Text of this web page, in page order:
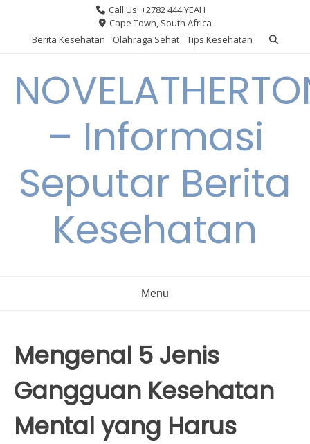
content
Call Us: +2782 444 YEAH
Cape Town, South Africa
Berita Kesehatan
Olahraga Sehat Tips Kesehatan
– Informasi
Seputar Berita
Kesehatan
Menu
Mengenal 5 Jenis
Gangguan Kesehatan
Mental yang Harus